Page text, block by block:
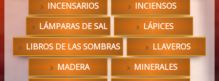
INCENSARIOS
INCIENSOS
LÁMPARAS DE SAL
LÁPICES
LIBROS DE LAS SOMBRAS
LLAVEROS
MADERA
MINERALES